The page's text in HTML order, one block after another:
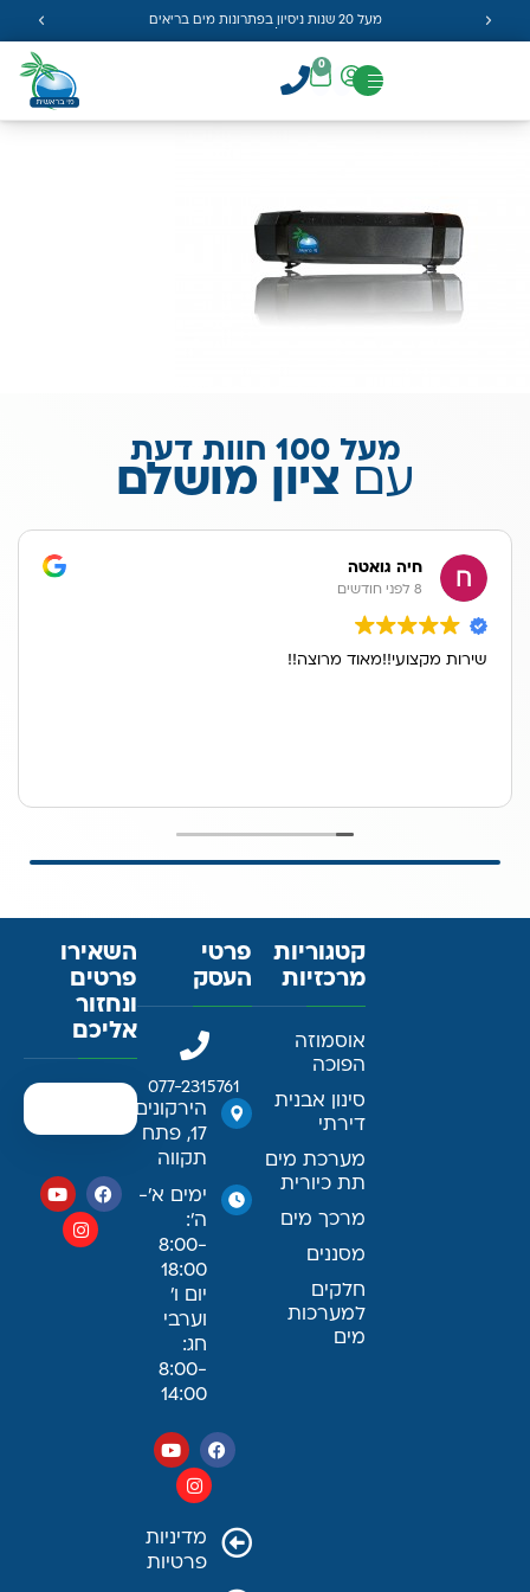
מעל 20 שנות ניסיון בפתרונות מים בריאים
0
מעל 100 חוות דעת
עםציון מושלם
חיה גואטה
8 לפני חודשים
שירות מקצועי!!מאוד מרוצה!!
קטגוריות
מרכזיות
אוסמוזה
הפוכה
סינון אבנית
דירתי
מערכת מים
תת כיורית
מרכך מים
מסננים
חלקים
למערכות
מים
פרטי
העסק
077-2315761
הירקונים
17, פתח
תקווה
ימים א׳-
ה׳:
8:00-
18:00
יום ו׳
וערבי
חג:
8:00-
14:00
מדיניות
פרטיות
השאירו
פרטים
ונחזור
אליכם